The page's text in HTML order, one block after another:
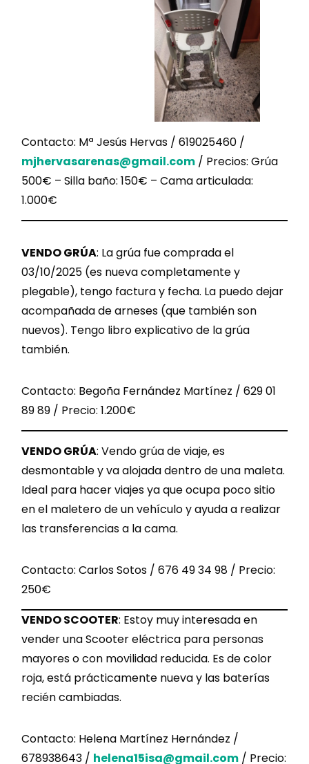
Contacto: Mª Jesús Hervas / 619025460 /
mjhervasarenas@gmail.com / Precios: Grúa
500€ – Silla baño: 150€ – Cama articulada:
1.000€
VENDO GRÚA: La grúa fue comprada el
03/10/2025 (es nueva completamente y
plegable), tengo factura y fecha. La puedo dejar
acompañada de arneses (que también son
nuevos). Tengo libro explicativo de la grúa
también.
Contacto: Begoña Fernández Martínez / 629 01
89 89 / Precio: 1.200€
VENDO GRÚA: Vendo grúa de viaje, es
desmontable y va alojada dentro de una maleta.
Ideal para hacer viajes ya que ocupa poco sitio
en el maletero de un vehículo y ayuda a realizar
las transferencias a la cama.
Contacto: Carlos Sotos / 676 49 34 98 / Precio:
250€
VENDO SCOOTER: Estoy muy interesada en
vender una Scooter eléctrica para personas
mayores o con movilidad reducida. Es de color
roja, está prácticamente nueva y las baterías
recién cambiadas.
Contacto: Helena Martínez Hernández /
678938643 / helena15isa@gmail.com / Precio: